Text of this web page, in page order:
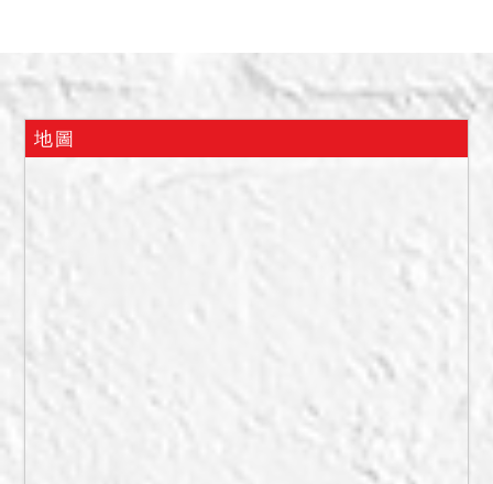
用，1樓擺放機車及木製家
俱、1樓夾層為債務人之家屬
為居住空間，6樓為雜物間。
賣，請投標人分別出價。
二、拍賣最低價額合計新台
幣：4,897,000元，以總價
地圖